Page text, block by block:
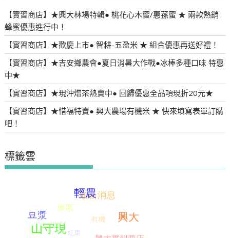
【實習商店】★興大林場特輯● 桃花心木蜜/惠蓀蜜 ★ 兩款熱銷
蜂蜜優惠進行中！
【實習商店】★歡慶上市● 智耕-五盈米 ★ 組合優惠再送好禮！
【實習商店】★吉安鄉農會●夏日消暑大作戰●冰棒多種口味 特惠
中★
【實習商店】★現沖熷茶熱賣中● 回歸優惠全品項現折20元★
【實習商店】★惜福特賣● 興大農場有機米 ★ 快來填寫表單訂購
吧！
標籤雲